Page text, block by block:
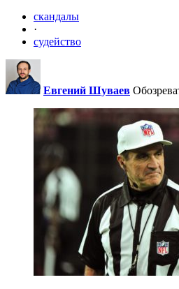
скандалы
·
судейство
Евгений Шуваев